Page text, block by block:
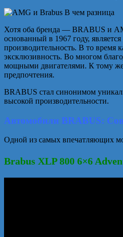
Хотя оба бренда — BRABUS и
основанный в 1967 году,
производительность. В то время
эксклюзивность. Во многом
мощными двигателями. К тому же
предпочтения.
BRABUS стал синонимом
высокой производительности.
Автомобили BRABUS:
Одной из самых впечатляющих
Brabus XLP 800 6×6